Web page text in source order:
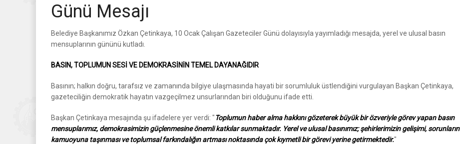
Günü Mesajı
Belediye Başkanımız Özkan Çetinkaya, 10 Ocak Çalışan Gazeteciler Günü dolayısıyla yayımladığı mesajda, yerel ve ulusal basın
mensuplarının gününü kutladı.
BASIN, TOPLUMUN SESİ VE DEMOKRASİNİN TEMEL DAYANAĞIDIR
Basının; halkın doğru, tarafsız ve zamanında bilgiye ulaşmasında hayati bir sorumluluk üstlendiğini vurgulayan Başkan Çetinkaya,
gazeteciliğin demokratik hayatın vazgeçilmez unsurlarından biri olduğunu ifade etti.
Başkan Çetinkaya mesajında şu ifadelere yer verdi: "Toplumun haber alma hakkını gözeterek büyük bir özveriyle görev yapan basın
mensuplarımız, demokrasimizin güçlenmesine önemli katkılar sunmaktadır. Yerel ve ulusal basınımız; şehirlerimizin gelişimi, sorunların
kamuoyuna taşınması ve toplumsal farkındalığın artması noktasında çok kıymetli bir görevi yerine getirmektedir."